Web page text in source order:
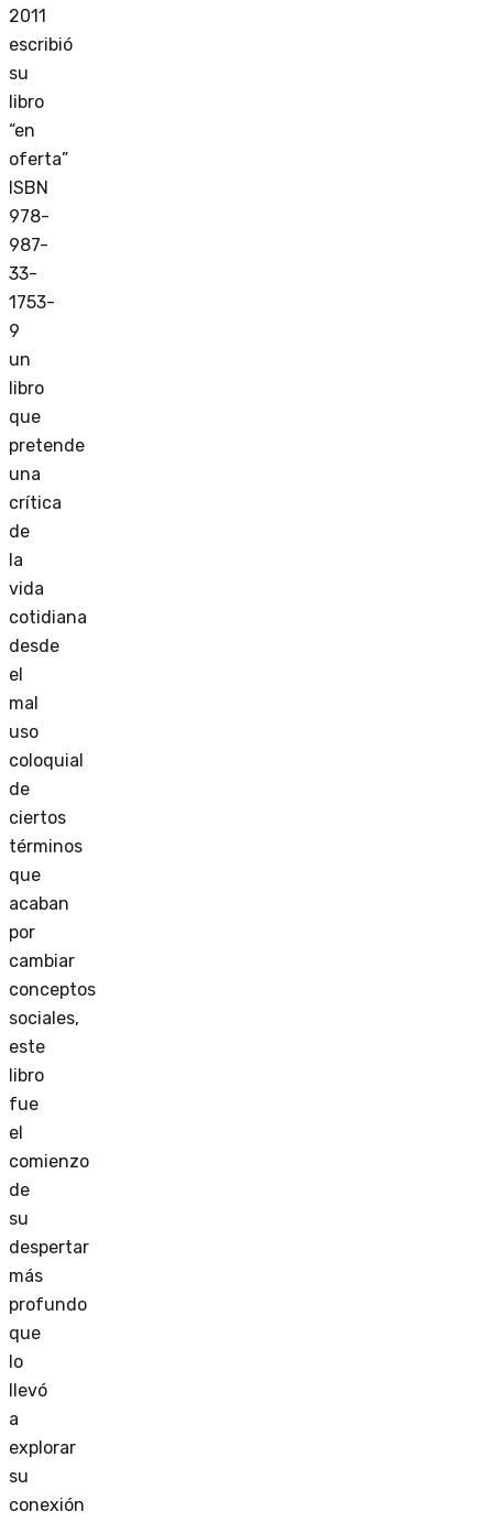
2011
escribió
su
libro
“en
oferta”
ISBN
978-
987-
33-
1753-
9
un
libro
que
pretende
una
crítica
de
la
vida
cotidiana
desde
el
mal
uso
coloquial
de
ciertos
términos
que
acaban
por
cambiar
conceptos
sociales,
este
libro
fue
el
comienzo
de
su
despertar
más
profundo
que
lo
llevó
a
explorar
su
conexión